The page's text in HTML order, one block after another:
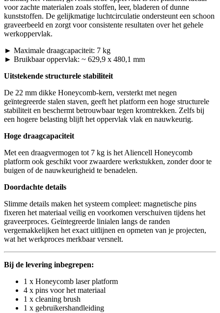
voor zachte materialen zoals stoffen, leer, bladeren of dunne
kunststoffen. De gelijkmatige luchtcirculatie ondersteunt een schoon
graveerbeeld en zorgt voor consistente resultaten over het gehele
werkoppervlak.
► Maximale draagcapaciteit: 7 kg
► Bruikbaar oppervlak: ~ 629,9 x 480,1 mm
Uitstekende structurele stabiliteit
De 22 mm dikke Honeycomb-kern, versterkt met negen
geïntegreerde stalen staven, geeft het platform een hoge structurele
stabiliteit en beschermt betrouwbaar tegen kromtrekken. Zelfs bij
een hogere belasting blijft het oppervlak vlak en nauwkeurig.
Hoge draagcapaciteit
Met een draagvermogen tot 7 kg is het Aliencell Honeycomb
platform ook geschikt voor zwaardere werkstukken, zonder door te
buigen of de nauwkeurigheid te benadelen.
Doordachte details
Slimme details maken het systeem compleet: magnetische pins
fixeren het materiaal veilig en voorkomen verschuiven tijdens het
graveerproces. Geïntegreerde linialen langs de randen
vergemakkelijken het exact uitlijnen en opmeten van je projecten,
wat het werkproces merkbaar versnelt.
Bij de levering inbegrepen:
1 x Honeycomb laser platform
4 x pins voor het materiaal
1 x cleaning brush
1 x gebruikershandleiding